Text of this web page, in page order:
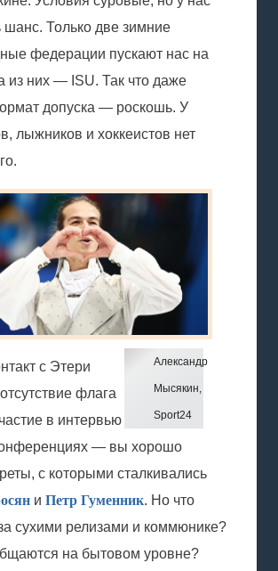
шанс. Только две зимние
федерации пускают нас на
из них — ISU. Так что даже
допуска — роскошь. У
лыжников и хоккеистов нет
Александр
Мысякин,
Sport24
с Этери
флага
в интервью
— вы хорошо
с которыми сталкивались
и Петр Гуменник. Но что
сухими релизами и коммюнике?
на бытовом уровне?